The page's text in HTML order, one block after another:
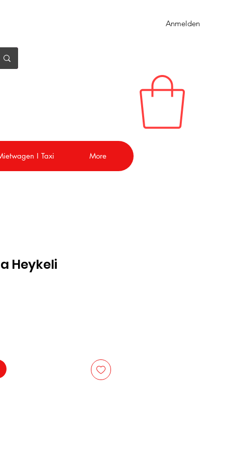
Anmelden
I Taxi More
Heykeli